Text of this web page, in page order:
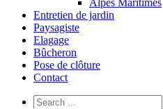
Alpes Maritimes
Entretien de jardin
Paysagiste
Elagage
Bûcheron
Pose de clôture
Contact